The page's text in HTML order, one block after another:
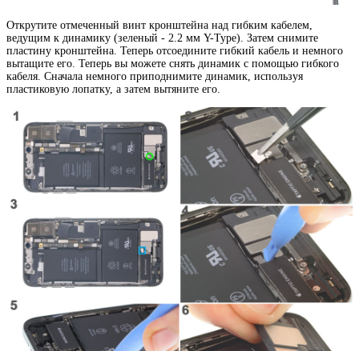
Открутите отмеченный винт кронштейна над гибким кабелем,
ведущим к динамику (зеленый - 2.2 мм Y-Type). Затем снимите
пластину кронштейна. Теперь отсоедините гибкий кабель и немного
вытащите его. Теперь вы можете снять динамик с помощью гибкого
кабеля. Сначала немного приподнимите динамик, используя
пластиковую лопатку, а затем вытяните его.